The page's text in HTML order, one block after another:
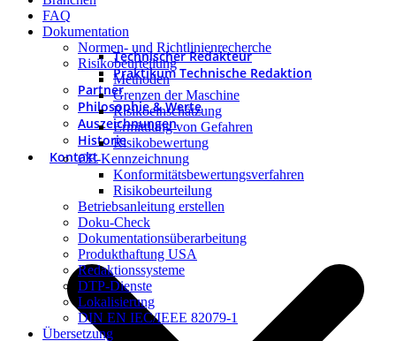
Technischer Redakteur
Praktikum Technische Redaktion
Partner
Philosophie & Werte
Auszeichnungen
Historie
Kontakt
FAQ
Dokumentation
Normen- und Richtlinienrecherche
Risikobeurteilung
Methoden
Grenzen der Maschine
Risikoeinschätzung
Ermittlung von Gefahren
Risikobewertung
CE-Kennzeichnung
Konformitätsbewertungsverfahren
Risikobeurteilung
Betriebsanleitung erstellen
Doku-Check
Dokumentationsüberarbeitung
Produkthaftung USA
Redaktionssysteme
DTP-Dienste
Lokalisierung
DIN EN IEC/IEEE 82079-1
Übersetzung